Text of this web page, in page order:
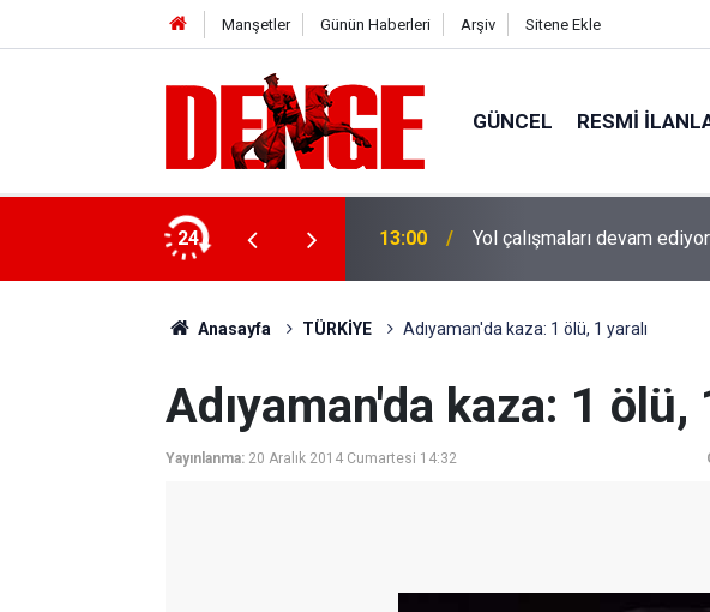
Manşetler Günün Haberleri Arşiv Sitene Ekle
GÜNCEL RESMI
24 13:00 Yol çalışmaları devam ediyor
Anasayfa TÜRKİYE Adıyaman'da kaza: 1 ölü, 1 yaralı
Adıyaman'da kaza: 1 ölü,
Yayınlanma: 20 Aralık 2014 Cumartesi 14:32